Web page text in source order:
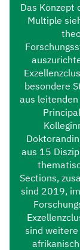
Das Konzept
Multiple
besondere
aus leitenden
aus 15
Sections,
sind 2019,
sind weitere